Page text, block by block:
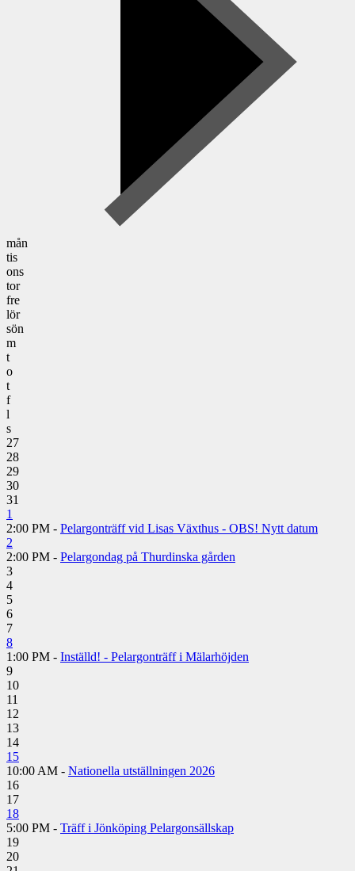
mån
tis
ons
tor
fre
lör
sön
m
t
o
t
f
l
s
27
28
29
30
31
1
2:00 PM - Pelargonträff vid Lisas Växthus - OBS! Nytt datum
2
2:00 PM - Pelargondag på Thurdinska gården
3
4
5
6
7
8
1:00 PM - Inställd! - Pelargonträff i Mälarhöjden
9
10
11
12
13
14
15
10:00 AM - Nationella utställningen 2026
16
17
18
5:00 PM - Träff i Jönköping Pelargonsällskap
19
20